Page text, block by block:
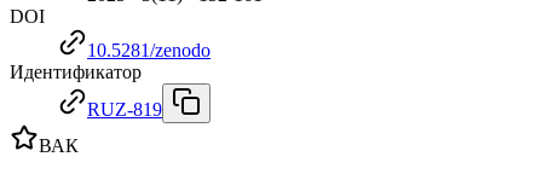
DOI
10.5281/zenodo
Идентификатор
RUZ-819
ВАК